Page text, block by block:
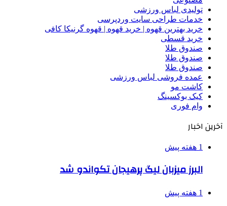
تولیدی لباس ورزشی
خدمات طراحی سایت وردپرسی
خرید بهترین قهوه | خرید قهوه | قهوه گرنیکا کافی
خرید قسطی
صندوق طلا
صندوق طلا
صندوق طلا
عمده فروشی لباس ورزشی
کاشت مو
کیک بوکسینگ
وام فوری
آخرین اخبار
1 هفته پیش
البرز میزبان لیگ پرهیجان تکواندو شد
1 هفته پیش